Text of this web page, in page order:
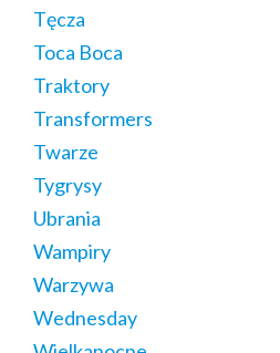
Tęcza
Toca Boca
Traktory
Transformers
Twarze
Tygrysy
Ubrania
Wampiry
Warzywa
Wednesday